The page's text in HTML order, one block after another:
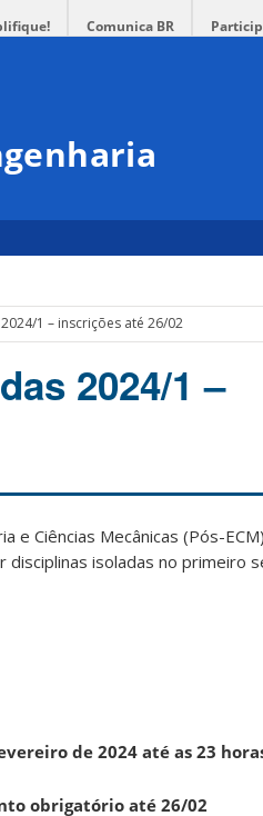
Comunica BR
1 – inscrições até 26/02
2024/1 –
Ciências Mecânicas (Pós-
disciplinas isoladas no primeiro
de 2024 até as 23
obrigatório até 26/02